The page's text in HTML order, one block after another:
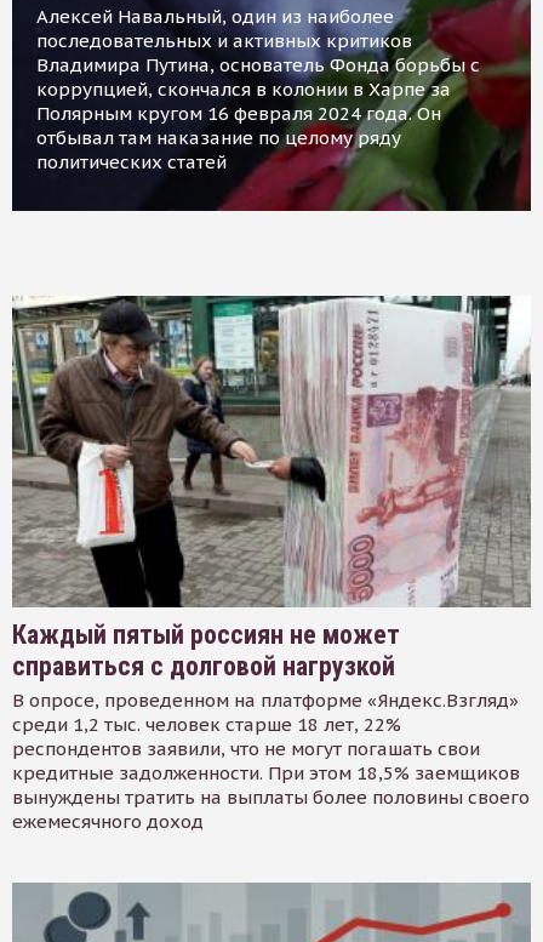
Алексей Навальный, один из наиболее
последовательных и активных критиков
Владимира Путина, основатель Фонда борьбы с
коррупцией, скончался в колонии в Харпе за
Полярным кругом 16 февраля 2024 года. Он
отбывал там наказание по целому ряду
политических статей
Каждый пятый россиян не может
справиться с долговой нагрузкой
В опросе, проведенном на платформе «Яндекс.Взгляд»
среди 1,2 тыс. человек старше 18 лет, 22%
респондентов заявили, что не могут погашать свои
кредитные задолженности. При этом 18,5% заемщиков
вынуждены тратить на выплаты более половины своего
ежемесячного доход